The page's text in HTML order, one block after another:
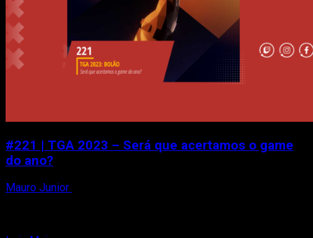
#221 | TGA 2023 – Será que acertamos o game
do ano?
Mauro Junior